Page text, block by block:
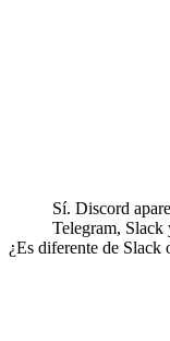
Sí. Discord
Telegram, Slack
¿Es diferente de Slack